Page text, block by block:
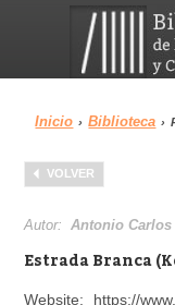
Menu
Biblioteca
Inicio › Biblioteca ›
VOLVER
Autor:Antonio
Estrada Branca
Website: https://